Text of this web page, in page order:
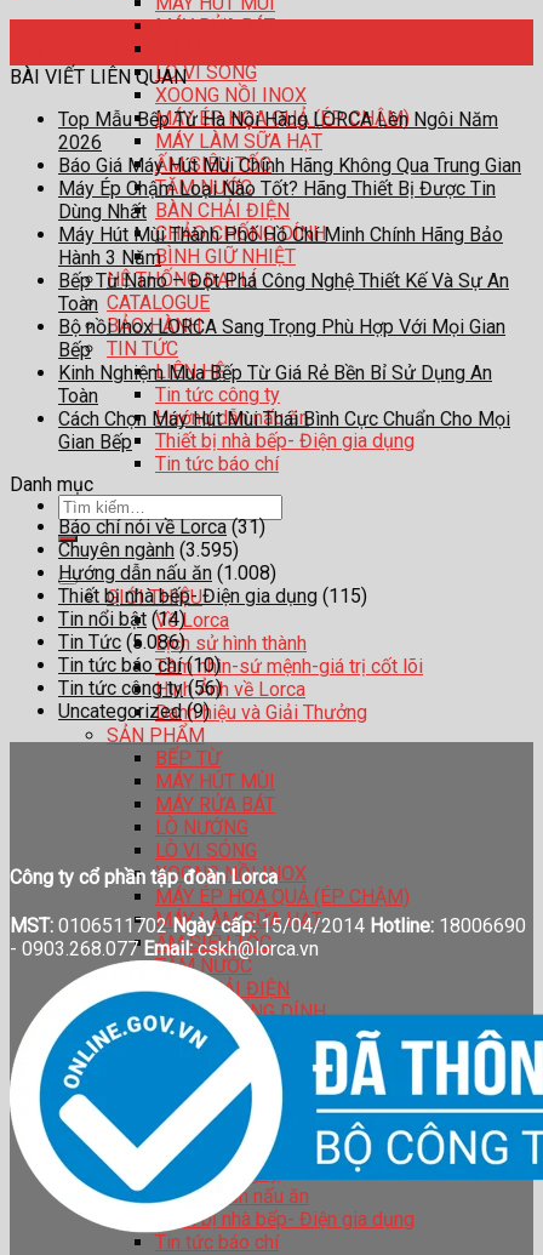
MÁY RỬA BÁT
LÒ VI SÓNG
XOONG NỒI INOX
MÁY ÉP HOA QUẢ (ÉP CHẬM)
MÁY LÀM SỮA HẠT
ẤM SIÊU TỐC
TĂM NƯỚC
BÀN CHẢI ĐIỆN
CHẢO CHỐNG DÍNH
BÌNH GIỮ NHIỆT
HỆ THỐNG ĐẠI LÍ
CATALOGUE
BẢO HÀNH
TIN TỨC
LIÊN HỆ
Tin tức công ty
Hướng dẫn nấu ăn
Thiết bị nhà bếp- Điện gia dụng
Tin tức báo chí
Tìm
kiếm:
GIỚI THIỆU
Về Lorca
Lịch sử hình thành
Tầm nhìn-sứ mệnh-giá trị cốt lõi
Hình Ảnh về Lorca
Danh hiệu và Giải Thưởng
SẢN PHẨM
BẾP TỪ
MÁY HÚT MÙI
MÁY RỬA BÁT
LÒ NƯỚNG
LÒ VI SÓNG
XOONG NỒI INOX
MÁY ÉP HOA QUẢ (ÉP CHẬM)
MÁY LÀM SỮA HẠT
ẤM SIÊU TỐC
TĂM NƯỚC
BÀN CHẢI ĐIỆN
CHẢO CHỐNG DÍNH
BÌNH GIỮ NHIỆT
HỆ THỐNG ĐẠI LÍ
CATALOGUE
BẢO HÀNH
TIN TỨC
LIÊN HỆ
Tin tức công ty
Hướng dẫn nấu ăn
Thiết bị nhà bếp- Điện gia dụng
Tin tức báo chí
BÀI VIẾT LIÊN QUAN
Top Mẫu Bếp Từ Hà Nội Hãng LORCA Lên Ngôi Năm
2026
Báo Giá Máy Hút Mùi Chính Hãng Không Qua Trung Gian
Máy Ép Chậm Loại Nào Tốt? Hãng Thiết Bị Được Tin
Dùng Nhất
Máy Hút Mùi Thành Phố Hồ Chí Minh Chính Hãng Bảo
Hành 3 Năm
Bếp Từ Nano – Đột Phá Công Nghệ Thiết Kế Và Sự An
Toàn
Bộ nồi Inox LORCA Sang Trọng Phù Hợp Với Mọi Gian
Bếp
Kinh Nghiệm Mua Bếp Từ Giá Rẻ Bền Bỉ Sử Dụng An
Toàn
Cách Chọn Máy Hút Mùi Thái Bình Cực Chuẩn Cho Mọi
Gian Bếp
Danh mục
Báo chí nói về Lorca(31)
Chuyên ngành (3.595)
Hướng dẫn nấu ăn (1.008)
Thiết bị nhà bếp- Điện gia dụng (115)
Tin nổi bật (14)
Tin Tức (5.086)
Tin tức báo chí(10)
Tin tức công ty(56)
Uncategorized(9)
Công ty cổ phần tập đoàn Lorca
MST: 0106511702Ngày cấp:15/04/2014 Hotline: 18006690
- 0903.268.077 Email:cskh@lorca.vn